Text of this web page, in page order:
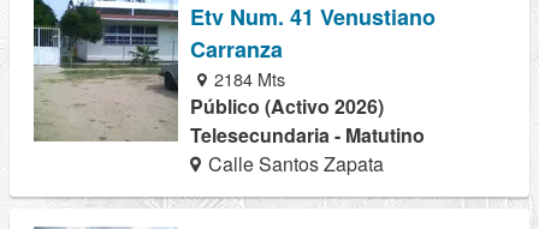
Etv Num. 41 Venustiano
Carranza
2184 Mts
Público (Activo 2026)
Telesecundaria - Matutino
Calle Santos Zapata